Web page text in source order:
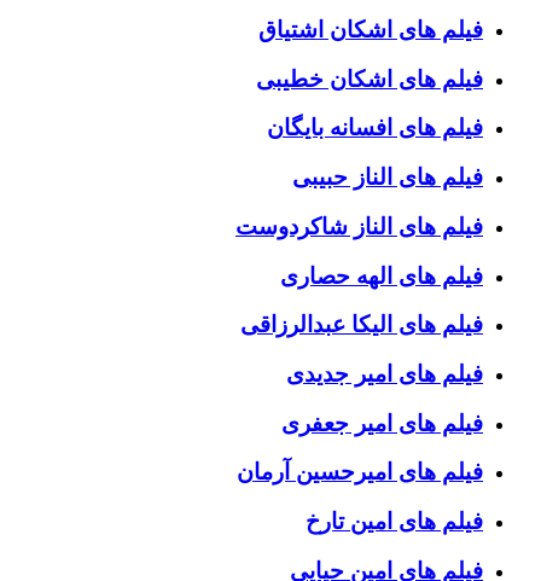
فیلم های اشکان اشتیاق
فیلم های اشکان خطیبی
فیلم های افسانه بایگان
فیلم های الناز حبیبی
فیلم های الناز شاکردوست
فیلم های الهه حصاری
فیلم های الیکا عبدالرزاقی
فیلم های امیر جدیدی
فیلم های امیر جعفری
فیلم های امیرحسین آرمان
فیلم های امین تارخ
فیلم های امین حیایی